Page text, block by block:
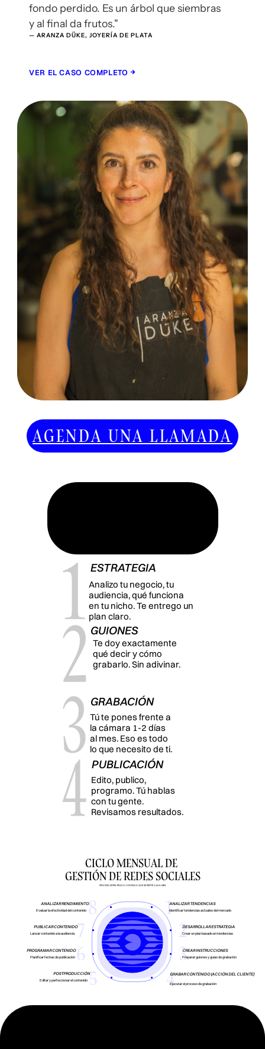
fondo perdido. Es un árbol que siembras
y al final da frutos."
— ARANZA DÜKE, JOYERÍA DE PLATA
VER EL CASO COMPLETO
AGENDA UNA LLAMADA
FUNCIONA?
GRABACIÓN
Tú te pones frente a
la cámara 1-2 días
al mes. Eso es todo
lo que necesito de ti.
PUBLICACIÓN
Edito, publico,
programo. Tú hablas
con tu gente.
Revisamos resultados.
Analizo tu negocio, tu
audiencia, qué funciona
en tu nicho. Te entrego un
plan claro.
ESTRATEGIA
GUIONES
Te doy exactamente
qué decir y cómo
grabarlo. Sin adivinar.
ANALIZAR RENDIMIENTO
Evaluar la efectividad del contenido 8
PUBLICAR CONTENIDO
Lanzar contenido a la audiencia 7
PROGRAMAR CONTENIDO
Planificar fechas de publicación 6
POSTPRODUCCIÓN
Editar y perfeccionar el contenido 5 GRABAR CONTENIDO (ACCIÓN DEL CLIENTE)
Ejecutar el proceso de grabación
4
CREAR INSTRUCCIONES
Preparar guiones y guías de grabación
3
DESARROLLAR ESTRATEGIA
Crear un plan basado en tendencias
2
ANALIZAR TENDENCIAS
Identificar tendencias actuales del mercado
1
PROCESO ESTRATÉGICO CONTINUO QUE SE REPITE CADA MES
CICLO MENSUAL DE
GESTIÓN DE REDES SOCIALES